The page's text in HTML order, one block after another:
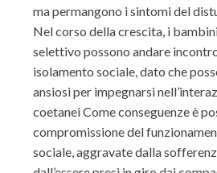
ma permangono i sintomi del
Nel corso della crescita, i
selettivo possono andare
isolamento sociale, dato che
ansiosi per impegnarsi
coetanei Come conseguenze è
compromissione del
sociale, aggravate dalla